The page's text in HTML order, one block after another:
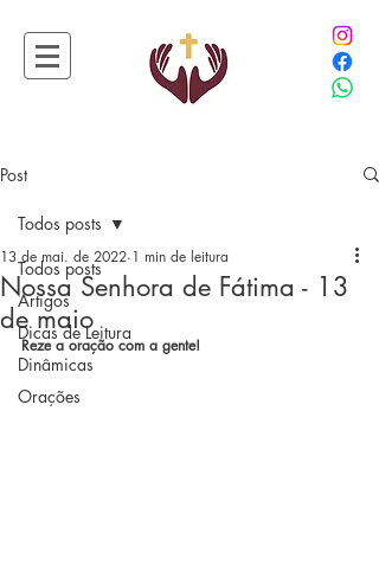
Post
Todos posts
Artigos
Dicas de Leitura
Dinâmicas
Orações
Todos posts
Nossa Senhora de Fátima - 13
de maio
13 de mai. de 2022 1 min de leitura
Reze a oração com a gente!